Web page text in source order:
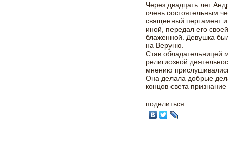
Через двадцать лет
очень состоятельным
священный пергамент
иной, передал его
блаженной. Девушка
на Веруню.
Став обладательницей
религиозной
мнению
Она делала добрые
концов света
поделиться